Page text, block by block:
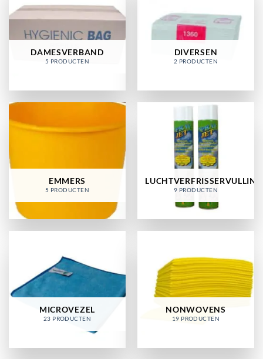
DAMESVERBAND
5 PRODUCTEN
DIVERSEN
2 PRODUCTEN
EMMERS
5 PRODUCTEN
LUCHTVERFRISSERVULLING
9 PRODUCTEN
MICROVEZEL
23 PRODUCTEN
NONWOVENS
19 PRODUCTEN